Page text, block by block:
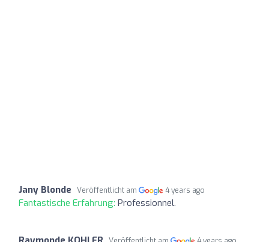
Jany Blonde Veröffentlicht am 4 years ago
Fantastische Erfahrung: Professionnel.